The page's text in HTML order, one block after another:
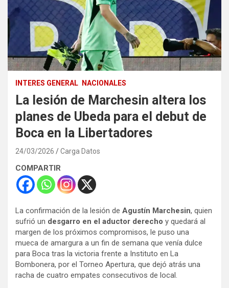
INTERES GENERAL NACIONALES
La lesión de Marchesin altera los
planes de Ubeda para el debut de
Boca en la Libertadores
24/03/2026 Carga Datos
COMPARTIR
La confirmación de la lesión de Agustín Marchesin, quien
sufrió un desgarro en el aductor derecho y quedará al
margen de los próximos compromisos, le puso una
mueca de amargura a un fin de semana que venía dulce
para Boca tras la victoria frente a Instituto en La
Bombonera, por el Torneo Apertura, que dejó atrás una
racha de cuatro empates consecutivos de local.